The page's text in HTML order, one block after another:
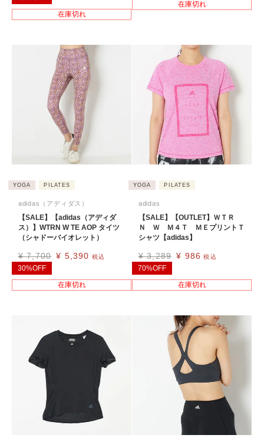
在庫切れ
在庫切れ
YOGA PILATES
adidas（アディダス）
【SALE】【adidas（アディダ
ス）】WTRN W TE AOP タイツ
（シャドーバイオレット）
¥ 7,700 ¥ 5,390 税込
30%OFF
在庫切れ
YOGA PILATES
adidas
【SALE】【OUTLET】ＷＴＲ
Ｎ Ｗ Ｍ４Ｔ ＭＥプリントＴ
シャツ【adidas】
¥ 3,289 ¥ 986 税込
70%OFF
在庫切れ